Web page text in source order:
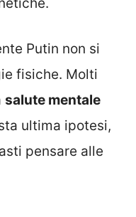
Putin non si
fisiche. Molti
salute mentale
ultima ipotesi,
pensare alle